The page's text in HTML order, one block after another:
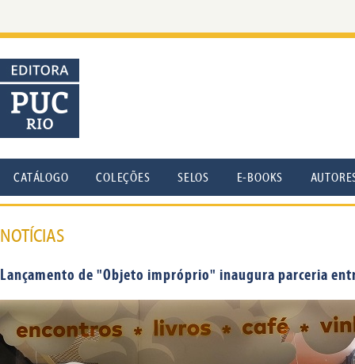
CATÁLOGO COLEÇÕES SELOS E-BOOKS
NOTÍCIAS
Lançamento de "Objeto impróprio" inaugura parceria